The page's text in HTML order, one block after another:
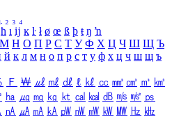
₂ ₃ ₄
ħ ı ĳ ĸ ŀ ł ø œ ß þ ŧ ŋ ŉ
М Н О П Р С Т У Ф Х Ц Ч Ш Щ Ъ
й к л м н о п р с т у ф х ц ч ш щ ъ
Ｆ ￦ ㎕ ㎖ ㎗ ℓ ㎘ ㏄ ㎣ ㎤ ㎥ ㎦
㏊ ㎍ ㎎ ㎏ ㏏ ㎈ ㎉ ㏈ ㎧ ㎨ ㎰
㎁ ㎂ ㎃ ㎄ ㎺ ㎻ ㎽ ㎾ ㎿ ㎐ ㎑